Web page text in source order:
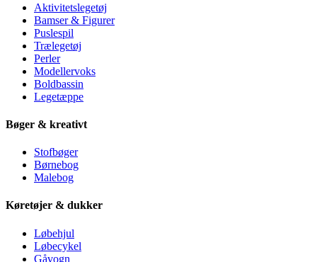
Aktivitetslegetøj
Bamser & Figurer
Puslespil
Trælegetøj
Perler
Modellervoks
Boldbassin
Legetæppe
Bøger & kreativt
Stofbøger
Børnebog
Malebog
Køretøjer & dukker
Løbehjul
Løbecykel
Gåvogn